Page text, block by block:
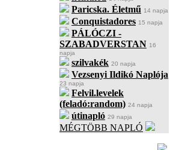
Paricska. Életmű 14 napja
Conquistadores 15 napja
PÁLÓCZI -
SZABADVERSTAN 16
napja
szilvakék 20 napja
Vezsenyi Ildikó Naplója
23 napja
Felvil.levelek
(feladó:random) 24 napja
útinapló 29 napja
MÉGTÖBB NAPLÓ